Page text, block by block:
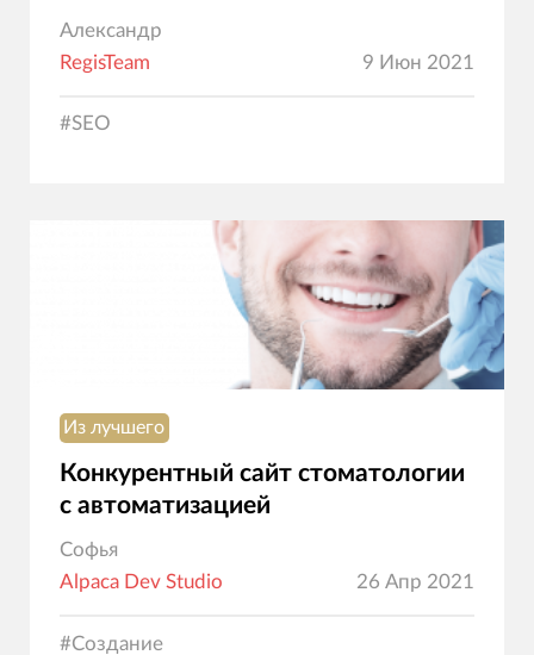
Александр
RegisTeam
9 Июн 2021
#SEO
Из лучшего
Конкурентный сайт стоматологии
с автоматизацией
Софья
Alpaca Dev Studio
26 Апр 2021
#Создание